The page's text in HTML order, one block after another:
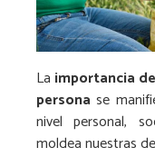
La importancia
persona se
nivel personal,
moldea nuestras